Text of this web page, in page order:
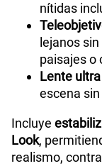
nítidas
lejanos
paisajes o
Lente
escena
Incluye
Look,
realismo,